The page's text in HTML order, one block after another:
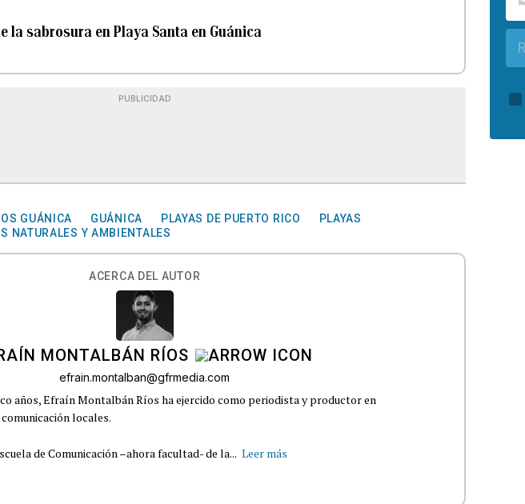
la sabrosura en Playa Santa en Guánica
PUBLICIDAD
GUÁNICA GUÁNICA PLAYAS DE PUERTO RICO
PLAYAS
NATURALES Y AMBIENTALES
ACERCA DEL AUTOR
MONTALBÁN RÍOS
efrain.montalban@gfrmedia.com
años, Efraín Montalbán Ríos ha ejercido como periodista y productor en
locales.
de Comunicación –ahora facultad- de la... Leer más